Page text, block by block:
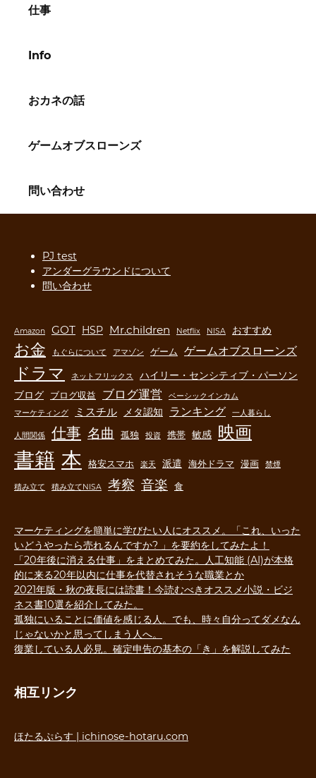
仕事
Info
おカネの話
ゲームオブスローンズ
問い合わせ
PJ test
アンダーグラウンドについて
問い合わせ
Amazon GOT HSP Mr.children Netflix NISA おすすめ
お金 もぐらについて アマゾン ゲーム ゲームオブスローンズ
ドラマ ネットフリックス
ハイリー・センシティブ・パーソン
ブログ
ブログ収益 ブログ運営
ベーシックインカム
マーケティング
ミスチル メタ認知 ランキング 一人暮らし
人間関係 仕事 名曲 孤独 投資 携帯 敏感 映画
書籍 本 格安スマホ 楽天 派遣 海外ドラマ 漫画 禁煙
積み立て 積み立てNISA 考察 音楽 食
マーケティングを簡単に学びたい人にオススメ。「これ、いった
いどうやったら売れるんですか? 」を要約をしてみたよ！
「20年後に消える仕事」をまとめてみた。人工知能 (AI)が本格
的に来る20年以内に仕事を代替されそうな職業とか
2021年版・秋の夜長には読書！今読むべきオススメ小説・ビジ
ネス書10選を紹介してみた。
孤独にいることに価値を感じる人。でも、時々自分ってダメなん
じゃないかと思ってしまう人へ。
復業している人必見。確定申告の基本の「き」を解説してみた
相互リンク
ほたるぷらす | ichinose-hotaru.com